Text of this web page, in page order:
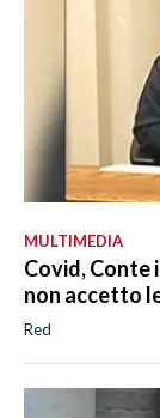
MULTIMEDIA
Covid, Conte
non accetto
Red